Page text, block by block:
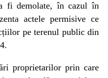
fi demolate, în cazul în
actele permisive ce
pe terenul public din
proprietarilor prin care